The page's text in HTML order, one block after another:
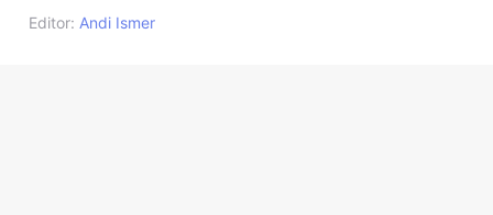
Editor: Andi Ismer